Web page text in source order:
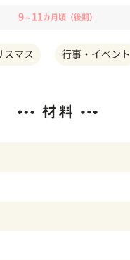
9～ 11 カ月頃（後期）
スマス 行事・イベント